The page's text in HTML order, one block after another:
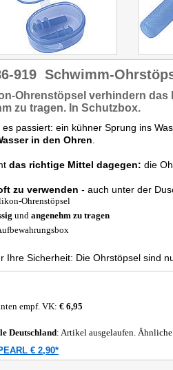
919 Schwimm-
Ohrenstöpsel verhindern das
zu tragen. In Schutzbox.
es passiert: ein kühner Sprung ins
in den Ohren
das richtige Mittel dagegen: die
zu verwenden - auch unter der
Ohrenstöpsel
und angenehm zu tragen
Ihre Sicherheit: Die Ohrstöpsel sind
empf. VK: € 6,95
Deutschland: Artikel ausgelaufen.
€ 2,90*